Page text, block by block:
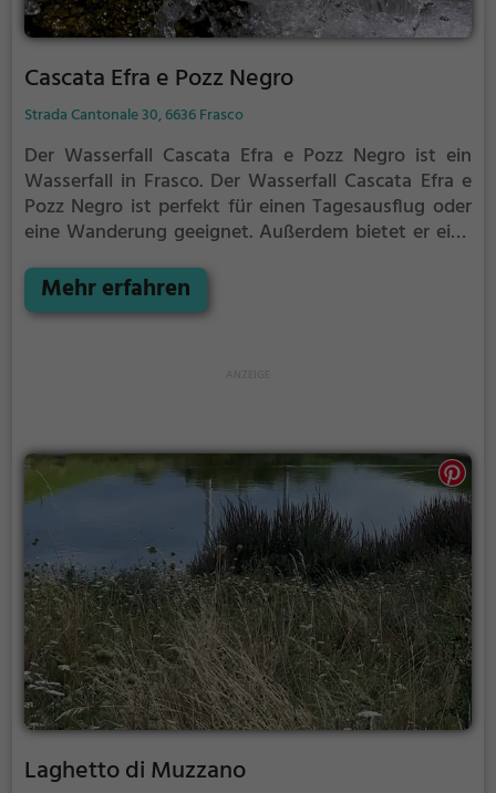
Cascata Efra e Pozz Negro
Strada Cantonale 30, 6636 Frasco
Der Wasserfall Cascata Efra e Pozz Negro ist ein
Wasserfall in Frasco. Der Wasserfall Cascata Efra e
Pozz Negro ist perfekt für einen Tagesausflug oder
eine Wanderung geeignet. Außerdem bietet er eine
Mehr erfahren
Laghetto di Muzzano